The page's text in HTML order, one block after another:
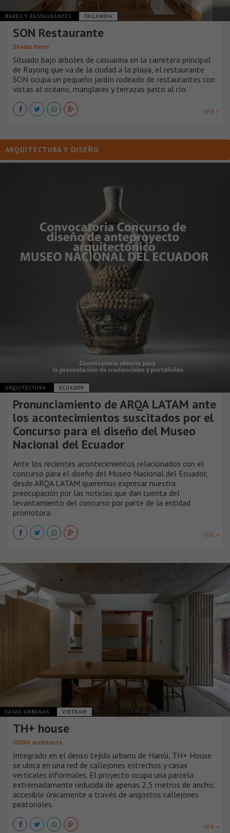
BARES Y RESTAURANTES TAILANDIA
SON Restaurante
Studio Pinto
Situado bajo árboles de casuarina en la carretera principal
de Rayong que va de la ciudad a la playa, el restaurante
SON ocupa un pequeño jardín rodeado de restaurantes con
vistas al océano, manglares y terrazas junto al río.
VER +
ARQUITECTURA Y DISEÑO
ARQUITECTURA ECUADOR
Pronunciamiento de ARQA LATAM ante
los acontecimientos suscitados por el
Concurso para el diseño del Museo
Nacional del Ecuador
Ante los recientes acontecimientos relacionados con el
concurso para el diseño del Museo Nacional del Ecuador,
desde ARQA LATAM queremos expresar nuestra
preocupación por las noticias que dan cuenta del
levantamiento del concurso por parte de la entidad
promotora.
VER +
CASAS URBANAS VIETNAM
TH+ house
ODDO architects
Integrado en el denso tejido urbano de Hanói, TH+ House
se ubica en una red de callejones estrechos y casas
verticales informales. El proyecto ocupa una parcela
extremadamente reducida de apenas 2,5 metros de ancho,
accesible únicamente a través de angostos callejones
peatonales.
VER +